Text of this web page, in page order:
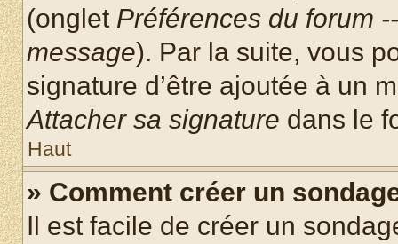
(onglet Préférences du forum
message). Par la suite, vous
signature d’être ajoutée à un
Attacher sa signature dans le
Haut
» Comment créer un
Il est facile de créer un